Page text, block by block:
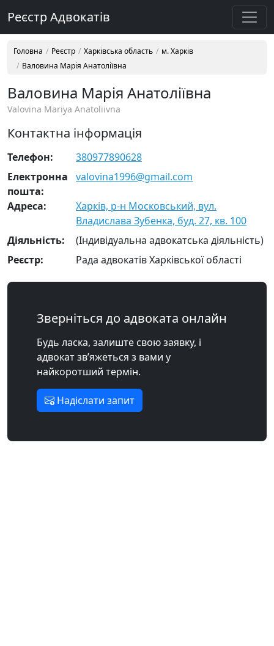
Реєстр Адвокатів
Головна Реєстр Харківська область
м. Харків
Валовина Марія Анатоліївна
Валовина Марія Анатоліївна
Valovina Mariya Anatoliivna
Контактна інформація
Телефон:
380977890628
Електронна
пошта:
valovina1996@gmail.com
Адреса:
Харків, р-н Московський, вул.
Владислава Зубенка, буд. 27, кв. 100
Діяльність:
(Індивідуальна адвокатська діяльність)
Реєстр:
Рада адвокатів Харківської області
Зверніться до адвоката онлайн
Будь ласка, залиште свою заявку, і
адвокат зв’яжеться з вами у
найкоротший термін.
Надіслати запит